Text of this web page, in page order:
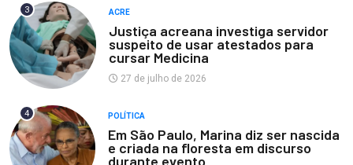
3 ACRE
Justiça acreana investiga servidor
suspeito de usar atestados para
cursar Medicina
27 de julho de 2026
4 POLÍTICA
Em São Paulo, Marina diz ser nascida
e criada na floresta em discurso
durante evento